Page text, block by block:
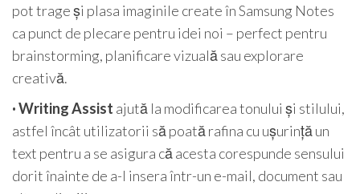
pot trage și plasa imaginile create în Samsung Notes
ca punct de plecare pentru idei noi – perfect pentru
brainstorming, planificare vizuală sau explorare
creativă.
· Writing Assist ajută la modificarea tonului și stilului,
astfel încât utilizatorii să poată rafina cu ușurință un
text pentru a se asigura că acesta corespunde sensului
dorit înainte de a-l insera într-un e-mail, document sau